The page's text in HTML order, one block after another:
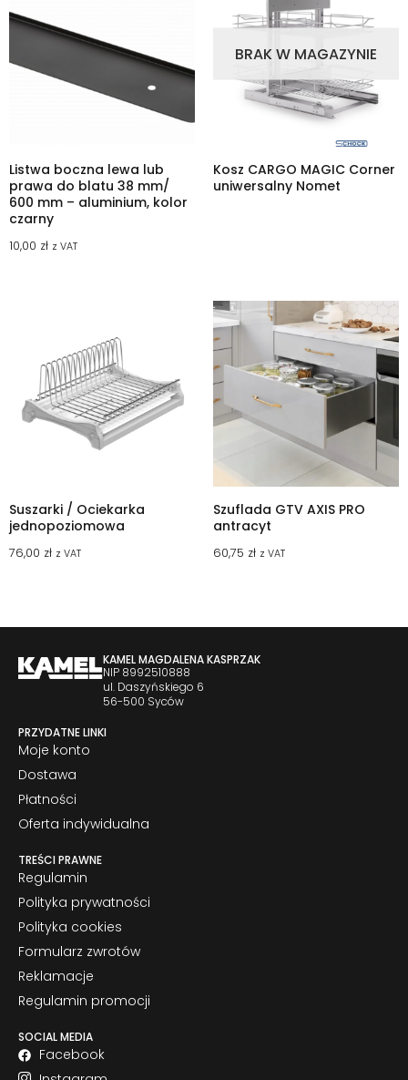
Listwa boczna lewa lub
prawa do blatu 38 mm/
600 mm – aluminium, kolor
czarny
10,00 zł z VAT
BRAK W MAGAZYNIE
Kosz CARGO MAGIC Corner
uniwersalny Nomet
Suszarki / Ociekarka
jednopoziomowa
76,00 zł z VAT
Szuflada GTV AXIS PRO
antracyt
60,75 zł z VAT
KAMEL MAGDALENA KASPRZAK
NIP 8992510888
ul. Daszyńskiego 6
56-500 Syców
PRZYDATNE LINKI
Moje konto
Dostawa
Płatności
Oferta indywidualna
TREŚCI PRAWNE
Regulamin
Polityka prywatności
Polityka cookies
Formularz zwrotów
Reklamacje
Regulamin promocji
SOCIAL MEDIA
Facebook